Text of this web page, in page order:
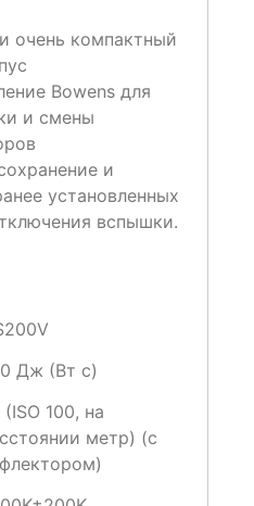
очень компактный
Bowens для
и смены
и
установленных
вспышки.
Дж (Вт с)
100, на
метр) (с